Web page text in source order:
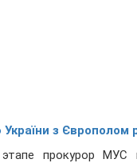
з Європолом
прокурор МУС